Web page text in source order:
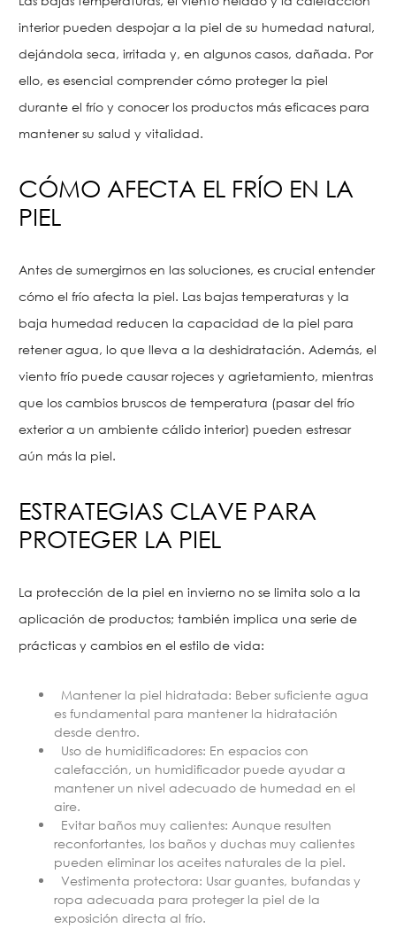
interior pueden despojar a la piel de su humedad natural,
dejándola seca, irritada y, en algunos casos, dañada. Por
ello, es esencial comprender cómo proteger la piel
durante el frío y conocer los productos más eficaces para
mantener su salud y vitalidad.
CÓMO AFECTA EL FRÍO EN LA
PIEL
Antes de sumergirnos en las soluciones, es crucial entender
cómo el frío afecta la piel. Las bajas temperaturas y la
baja humedad reducen la capacidad de la piel para
retener agua, lo que lleva a la deshidratación. Además, el
viento frío puede causar rojeces y agrietamiento, mientras
que los cambios bruscos de temperatura (pasar del frío
exterior a un ambiente cálido interior) pueden estresar
aún más la piel.
ESTRATEGIAS CLAVE PARA
PROTEGER LA PIEL
La protección de la piel en invierno no se limita solo a la
aplicación de productos; también implica una serie de
prácticas y cambios en el estilo de vida:
Mantener la piel hidratada: Beber suficiente agua
es fundamental para mantener la hidratación
desde dentro.
Uso de humidificadores: En espacios con
calefacción, un humidificador puede ayudar a
mantener un nivel adecuado de humedad en el
aire.
Evitar baños muy calientes: Aunque resulten
reconfortantes, los baños y duchas muy calientes
pueden eliminar los aceites naturales de la piel.
Vestimenta protectora: Usar guantes, bufandas y
ropa adecuada para proteger la piel de la
exposición directa al frío.